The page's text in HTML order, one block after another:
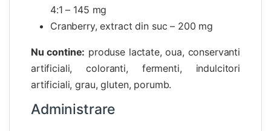
4:1 – 145 mg
Cranberry, extract din suc – 200 mg
Nu contine: produse lactate, oua, conservanti
artificiali, coloranti, fermenti, indulcitori
artificiali, grau, gluten, porumb.
Administrare